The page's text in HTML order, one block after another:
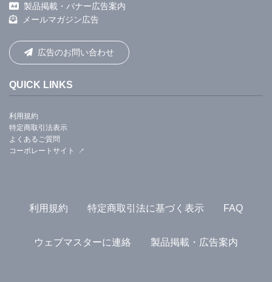
製品掲載・バナー広告案内
メールマガジン広告
広告のお問い合わせ
QUICK LINKS
利用規約
特定商取引法表示
よくあるご質問
コーポレートサイト
利用規約 特定商取引法に基づく表示 FAQ
ウェブマスターに連絡 製品掲載・広告案内